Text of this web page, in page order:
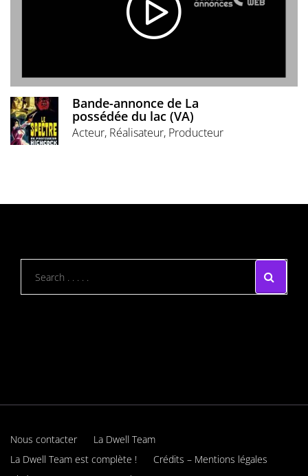
Bande-annonce de La
possédée du lac (VA)
Acteur, Réalisateur, Producteur
Nous contacter
La Dwell Team
La Dwell Team est complète !
Crédits – Mentions légales